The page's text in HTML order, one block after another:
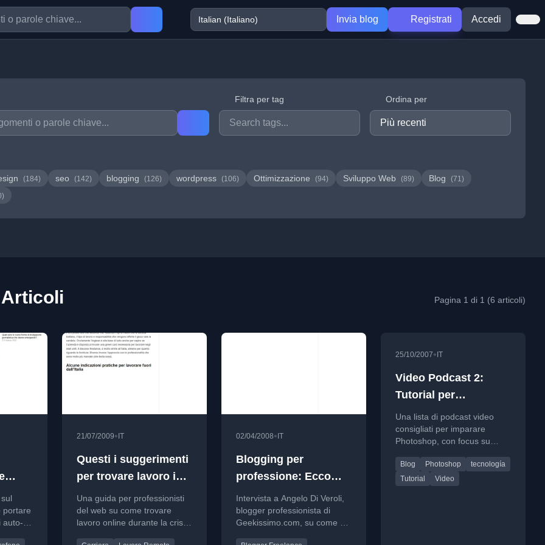
Invia blog Registrati Accedi
Filtra per tag Ordina per
(184) seo (142) blogging (126) wordpress (106) Ottimizzazione (94) Sviluppo Web (89) Blog (71)
Pagina 1 di 1 (6 articoli)
portare
auto-
21/07/2009• IT
Questi i suggerimenti
per trovare lavoro in
rete in tempo di crisi
Una guida per professionisti
del web su come trovare
lavoro online durante la crisi,
02/04/2008• IT
Blogging per
professione: Ecco
l’Intervista ad Angelo
Di Veroli di
Geekissimo.com
Intervista a Angelo Di Veroli,
blogger professionista di
Geekissimo.com, su come ha
25/10/2007• IT
Video Podcast 2:
Tutorial per
Photoshop
Una lista di podcast video
consigliati per imparare
Photoshop, con focus su
Blog Photoshop
tecnología
Tutorial
Video